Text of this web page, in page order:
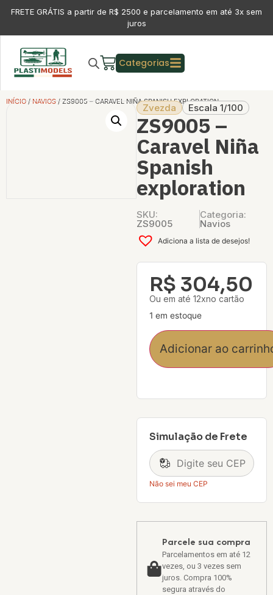
FRETE GRÁTIS a partir de R$ 2500 e parcelamento em até 3x sem
juros
Categorias
INÍCIO / NAVIOS / ZS9005 – CARAVEL NIÑA SPANISH EXPLORATION
Zvezda Escala 1/100
ZS9005 –
Caravel Niña
Spanish
exploration
SKU:
ZS9005
Categoria:
Navios
Adiciona a lista de desejos!
R$ 304,50
Ou em até 12xno cartão
1 em estoque
Adicionar ao
Simulação de Frete
Não sei meu CEP
Parcele sua compra
Parcelamentos em até 12
vezes, ou 3 vezes sem
juros. Compra 100%
segura através do